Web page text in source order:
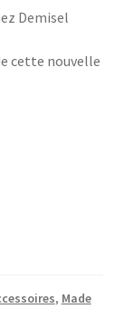
Demisel
cette nouvelle
, Made